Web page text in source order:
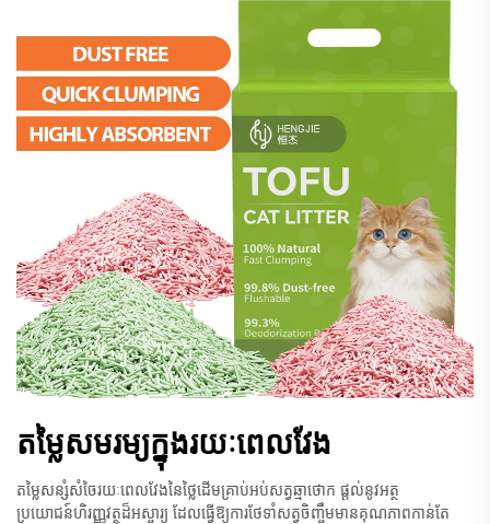
តម្លៃ​សមរម្យ​ក្នុង​រយៈ​ពេល​វែង
តម្លៃសន្សំសំចៃរយៈពេលវែងនៃថ្លៃដើមគ្រាប់អប់សត្វឆ្មាថោក ផ្តល់នូវអត្ថ
ប្រយោជន៍ហិរញ្ញវត្ថុដ៏អស្ចារ្យ ដែលធ្វើឱ្យការថែទាំសត្វចិញ្ចឹមមានគុណភាពកាន់តែ